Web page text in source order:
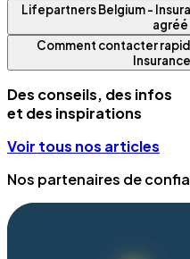
Lifepartners Belgium -
agréé
Comment contacter
Des conseils, des infos
et des inspirations
Voir tous nos articles
Nos partenaires de